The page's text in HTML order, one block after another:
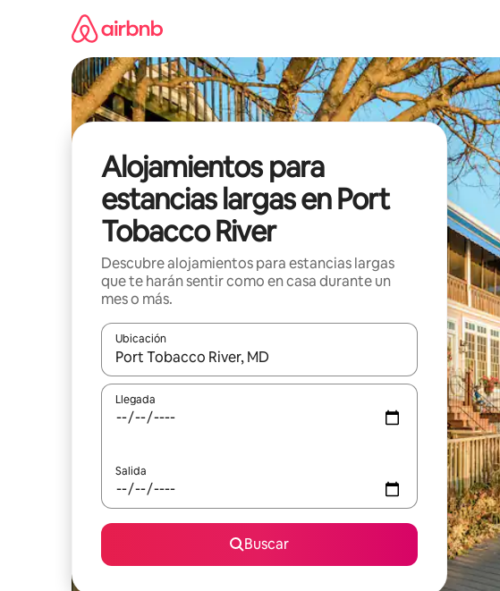
Alojamientos para
estancias largas en Port
Tobacco River
Descubre alojamientos para estancias largas
que te harán sentir como en casa durante un
mes o más.
Ubicación
Cuando los resultados estén disponibles, podrás navegar usando
Llegada
Salida
Buscar